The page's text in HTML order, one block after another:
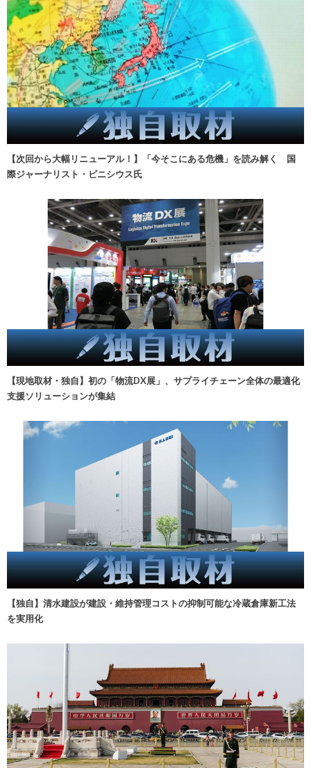
【次回から大幅リニューアル！】「今そこにある危機」を読み解く 国
際ジャーナリスト・ビニシウス氏
【現地取材・独自】初の「物流DX展」、サプライチェーン全体の最適化
支援ソリューションが集結
【独自】清水建設が建設・維持管理コストの抑制可能な冷蔵倉庫新工法
を実用化